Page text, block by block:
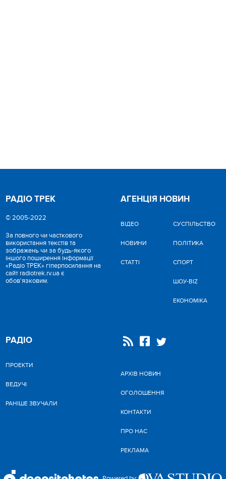
РАДІО ТРЕК
© 2005-2022
За повного чи часткового
використання текстів та
зображень чи за будь-якого
іншого поширення інформації
«Радіо ТРЕК» гіперпосилання на
сайт radiotrek.rv.ua є
обов'язковим.
АГЕНЦІЯ НОВИН
ВІДЕО
НОВИНИ
СТАТТІ
CУСПІЛЬСТВО
ПОЛІТИКА
СПОРТ
ШОУ-BIZ
ЕКОНОМІКА
РАДІО
ПРОЕКТИ
ВЕДУЧІ
РАНІШЕ ЗВУЧАЛИ
АРХІВ НОВИН
ОГОЛОШЕННЯ
КОНТАКТИ
ПРО НАС
РЕКЛАМА